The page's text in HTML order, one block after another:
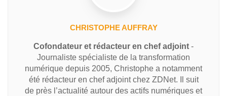
CHRISTOPHE AUFFRAY
Cofondateur et rédacteur en chef adjoint -
Journaliste spécialiste de la transformation
numérique depuis 2005, Christophe a notamment
été rédacteur en chef adjoint chez ZDNet. Il suit
de près l’actualité autour des actifs numériques et